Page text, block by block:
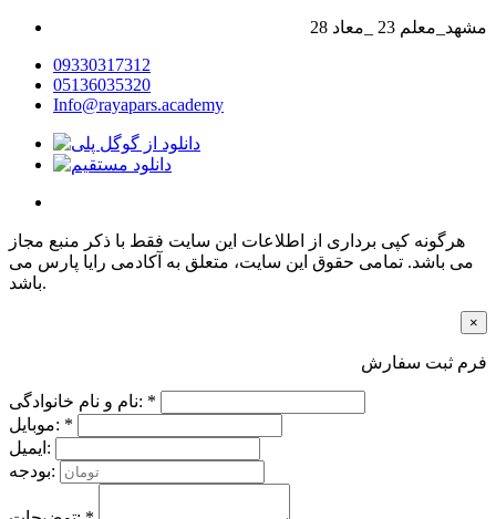
28 مشهد_معلم 23 _معاد
09330317312
05136035320
Info@rayapars.academy
هرگونه کپی برداری از اطلاعات این سایت فقط با ذکر منبع مجاز
می باشد. تمامی حقوق این سایت، متعلق به آکادمی رایا پارس می
باشد.
×
فرم ثبت سفارش
نام و نام خانوادگی: *
موبایل: *
ایمیل:
بودجه: